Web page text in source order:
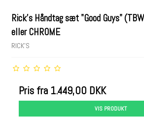
Rick's Håndtag sæt "Good Guys"
eller CHROME
RICK'S
Pris fra 1.449,00 DKK
VIS PRODUKT